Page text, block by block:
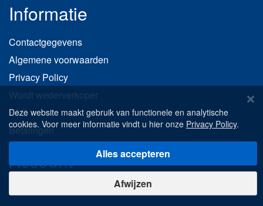
Informatie
Contactgegevens
Algemene voorwaarden
Privacy Policy
Wordt wederverkoper
FAQ
Betalingen
Account
Deze website maakt gebruik van functionele en analytische
cookies. Voor meer informatie vindt u hier onze Privacy Policy.
Alles accepteren
Afwijzen